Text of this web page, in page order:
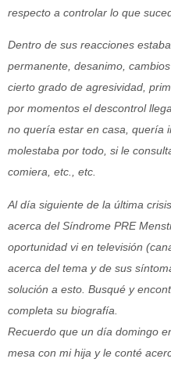
respecto a controlar lo que
Dentro de sus reacciones
permanente, desanimo,
cierto grado de agresividad,
por momentos el descontrol
no quería estar en casa, quería
molestaba por todo, si le
comiera, etc., etc.
Al día siguiente de la última
acerca del Síndrome PRE
oportunidad vi en televisión
acerca del tema y de sus
solución a esto. Busqué y
completa su biografía.
Recuerdo que un día domingo
mesa con mi hija y le conté